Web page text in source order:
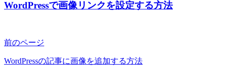
WordPressで画像リンクを設定する方法
前のページ
WordPressの記事に画像を追加する方法